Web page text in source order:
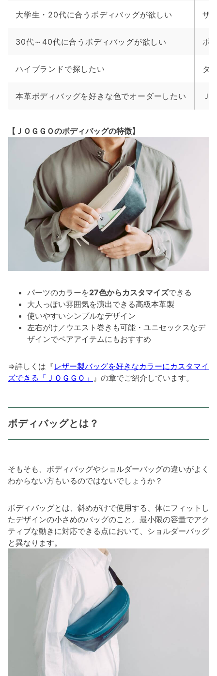
大学生・20代に合うボディバッグが欲しい ザ
30代～40代に合うボディバッグが欲しい ポ
ハイブランドで探したい ダ
本革ボディバッグを好きな色でオーダーしたい Ｊ
【ＪＯＧＧＯのボディバッグの特徴】
パーツのカラーを27色からカスタマイズできる
大人っぽい雰囲気を演出できる高級本革製
使いやすいシンプルなデザイン
左右がけ／ウエスト巻きも可能・ユニセックスなデ
ザインでペアアイテムにもおすすめ
⇒詳しくは『レザー製バッグを好きなカラーにカスタマイ
ズできる「ＪＯＧＧＯ」
』の章でご紹介しています。
ボディバッグとは？
そもそも、ボディバッグやショルダーバッグの違いがよく
わからない方もいるのではないでしょうか？
ボディバッグとは、斜めがけで使用する、体にフィットし
たデザインの小さめのバッグのこと。最小限の容量でアク
ティブな動きに対応できる点において、ショルダーバッグ
と異なります。